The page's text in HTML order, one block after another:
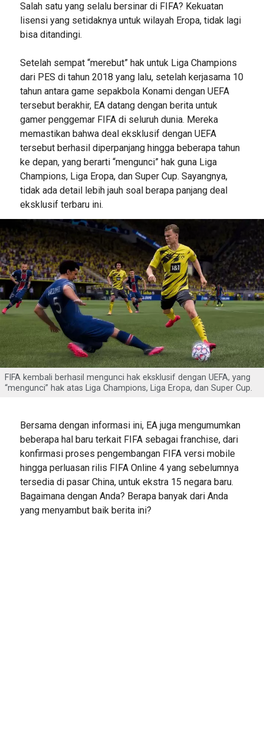
Salah satu yang selalu bersinar di FIFA? Kekuatan
lisensi yang setidaknya untuk wilayah Eropa, tidak lagi
bisa ditandingi.
Setelah sempat “merebut” hak untuk Liga Champions
dari PES di tahun 2018 yang lalu, setelah kerjasama 10
tahun antara game sepakbola Konami dengan UEFA
tersebut berakhir, EA datang dengan berita untuk
gamer penggemar FIFA di seluruh dunia. Mereka
memastikan bahwa deal eksklusif dengan UEFA
tersebut berhasil diperpanjang hingga beberapa tahun
ke depan, yang berarti “mengunci” hak guna Liga
Champions, Liga Eropa, dan Super Cup. Sayangnya,
tidak ada detail lebih jauh soal berapa panjang deal
eksklusif terbaru ini.
FIFA kembali berhasil mengunci hak eksklusif dengan UEFA, yang
“mengunci” hak atas Liga Champions, Liga Eropa, dan Super Cup.
Bersama dengan informasi ini, EA juga mengumumkan
beberapa hal baru terkait FIFA sebagai franchise, dari
konfirmasi proses pengembangan FIFA versi mobile
hingga perluasan rilis FIFA Online 4 yang sebelumnya
tersedia di pasar China, untuk ekstra 15 negara baru.
Bagaimana dengan Anda? Berapa banyak dari Anda
yang menyambut baik berita ini?